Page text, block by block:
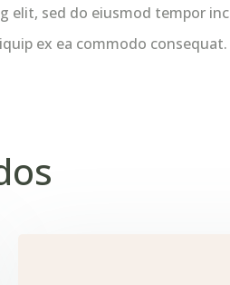
elit, sed do eiusmod tempor
ex ea commodo consequat.